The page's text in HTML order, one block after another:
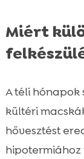
Miért
A téli hónapok
kültéri
hővesztést
hipotermiához